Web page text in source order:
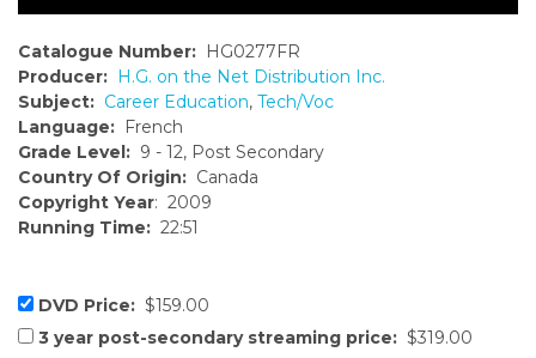
Catalogue Number: HG0277FR
Producer: H.G. on the Net Distribution Inc.
Subject: Career Education, Tech/Voc
Language: French
Grade Level: 9 - 12, Post Secondary
Country Of Origin: Canada
Copyright Year: 2009
Running Time: 22:51
DVD Price: $159.00
3 year post-secondary streaming price: $319.00